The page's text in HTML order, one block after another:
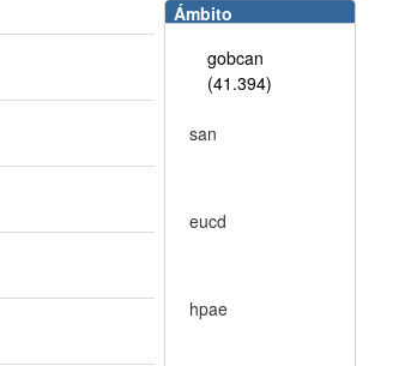
Ámbito
gobcan
(41.394)
san
eucd
hpae